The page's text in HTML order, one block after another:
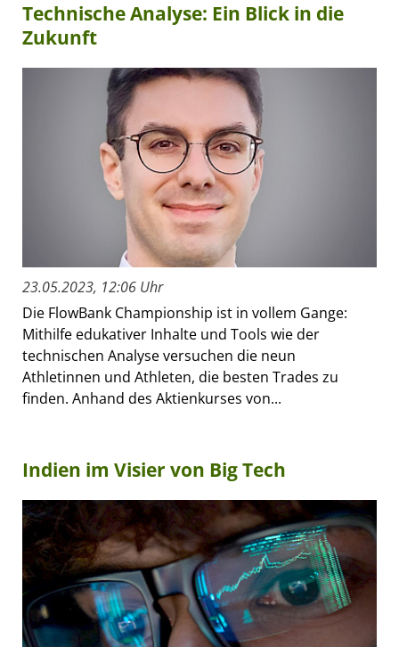
Technische Analyse: Ein Blick in die
Zukunft
23.05.2023, 12:06 Uhr
Die FlowBank Championship ist in vollem Gange:
Mithilfe edukativer Inhalte und Tools wie der
technischen Analyse versuchen die neun
Athletinnen und Athleten, die besten Trades zu
finden. Anhand des Aktienkurses von...
Indien im Visier von Big Tech